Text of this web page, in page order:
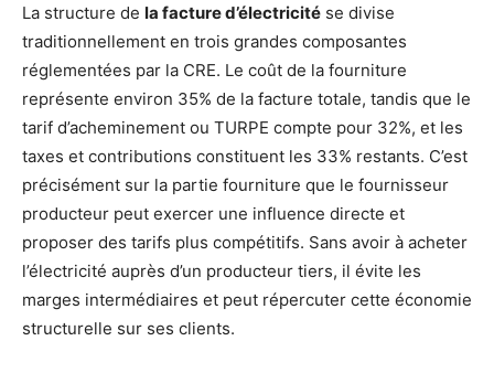
La structure de la facture d’électricité se divise
traditionnellement en trois grandes composantes
réglementées par la CRE. Le coût de la fourniture
représente environ 35% de la facture totale, tandis que le
tarif d’acheminement ou TURPE compte pour 32%, et les
taxes et contributions constituent les 33% restants. C’est
précisément sur la partie fourniture que le fournisseur
producteur peut exercer une influence directe et
proposer des tarifs plus compétitifs. Sans avoir à acheter
l’électricité auprès d’un producteur tiers, il évite les
marges intermédiaires et peut répercuter cette économie
structurelle sur ses clients.